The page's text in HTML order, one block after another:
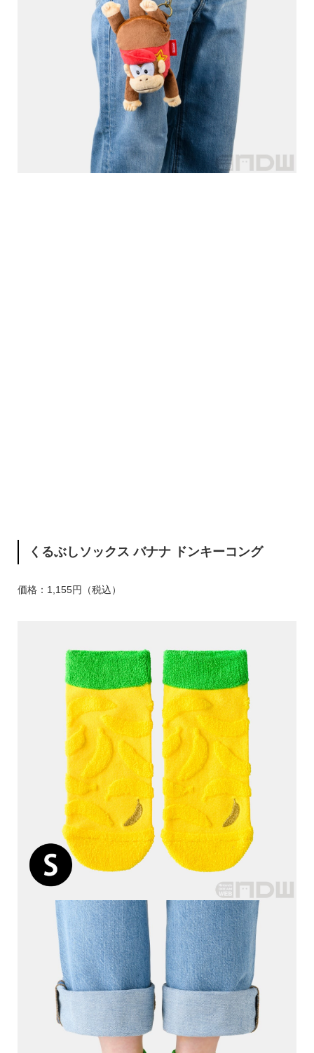
くるぶしソックス バナナ ドンキーコング
価格：1,155円（税込）